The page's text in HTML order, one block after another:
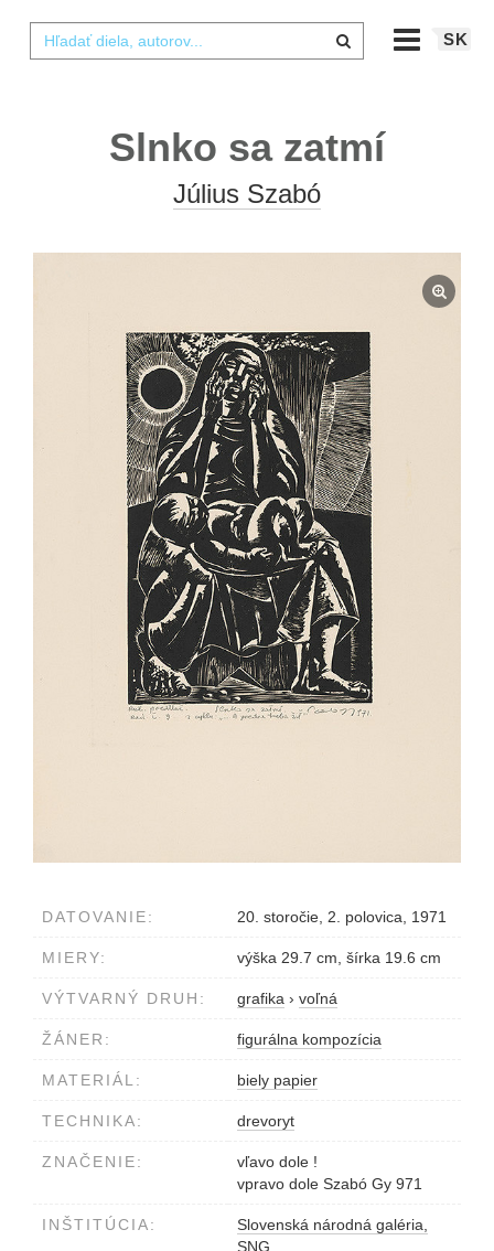
SK
Slnko sa zatmí
Július Szabó
DATOVANIE: 20. storočie, 2. polovica, 1971
MIERY: výška 29.7 cm, šírka 19.6 cm
VÝTVARNÝ DRUH: grafika › voľná
ŽÁNER: figurálna kompozícia
MATERIÁL: biely papier
TECHNIKA: drevoryt
ZNAČENIE:
vľavo dole !
vpravo dole Szabó Gy 971
INŠTITÚCIA:
Slovenská národná galéria,
SNG